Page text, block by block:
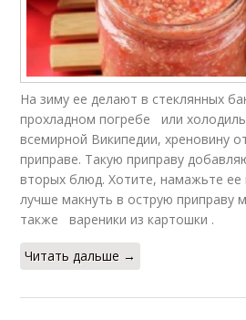
На зиму ее делают в стеклянных
прохладном погребе или
всемирной Википедии, хреновину
приправе. Такую приправу
вторых блюд. Хотите, намажьте ее
лучше макнуть в острую приправу
также вареники из картошки .
Читать дальше →